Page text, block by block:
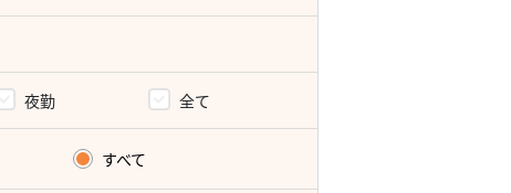
夜勤 全て
すべて